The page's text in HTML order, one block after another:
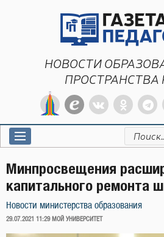
НОВОСТИ
ПРОСТРАНСТВА
Искать:
Минпросвещения
капитального ремонта
Новости министерства образования
ОПУБЛИКОВАНО
29.07.2021 11:29 МОЙ УНИВЕРСИТЕТ